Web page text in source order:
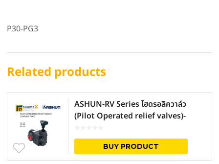
P30-PG3
Related products
ASHUN-RV Series ไฮดรอลิควาล์ว
(Pilot Operated relief valves)-
BUY PRODUCT